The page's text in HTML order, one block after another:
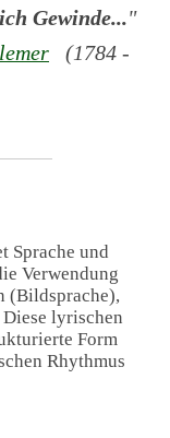
Gewinde..."
(1784 -
Sprache und
Verwendung
(Bildsprache),
lyrischen
Form
Rhythmus